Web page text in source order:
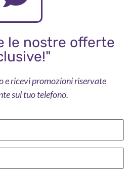
le nostre offerte
e ricevi promozioni riservate
sul tuo telefono.